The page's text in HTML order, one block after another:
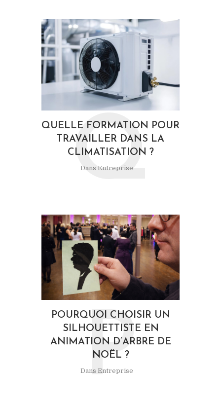
QUELLE FORMATION POUR
TRAVAILLER DANS LA
CLIMATISATION ?
Dans Entreprise
Q
POURQUOI CHOISIR UN
SILHOUETTISTE EN
ANIMATION D’ARBRE DE
NOËL ?
Dans Entreprise
P